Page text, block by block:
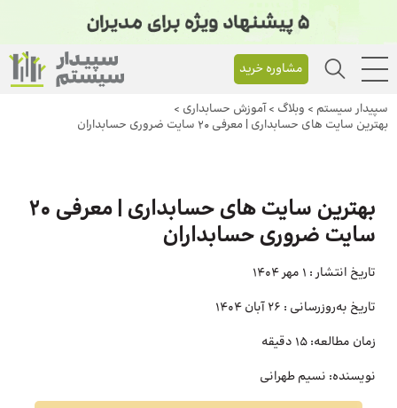
مشاوره خرید
سپیدار سیستم > وبلاگ >آموزش حسابداری >
بهترین سایت های حسابداری | معرفی 20 سایت ضروری حسابداران
بهترین سایت های حسابداری | معرفی 20
سایت ضروری حسابداران
تاریخ انتشار : 1 مهر 1404
تاریخ به‌روزرسانی : 26 آبان 1404
زمان مطالعه: 15 دقیقه
نویسنده: نسیم طهرانی